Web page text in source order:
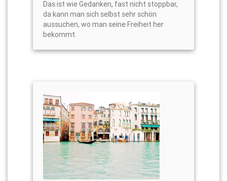
Das ist wie Gedanken, fast nicht stoppbar,
da kann man sich selbst sehr schön
aussuchen, wo man seine Freiheit her
bekommt.